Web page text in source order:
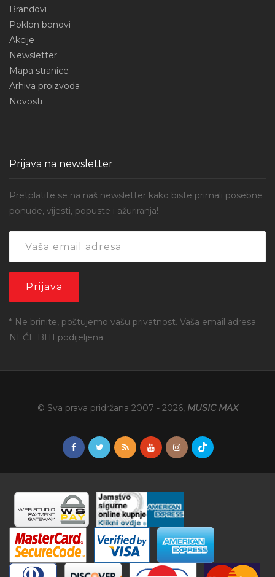
Brandovi
Poklon bonovi
Akcije
Newsletter
Mapa stranice
Arhiva proizvoda
Novosti
Prijava na newsletter
Pretplatite se na naš newsletter kako biste primali posebne
ponude, vijesti, popuste i ažuriranja!
* Ne brinite, poštujemo vašu privatnost. Vaša email adresa
NEĆE BITI podijeljena.
© Sva prava pridržana 2007 - 2026, MUSIC MAX